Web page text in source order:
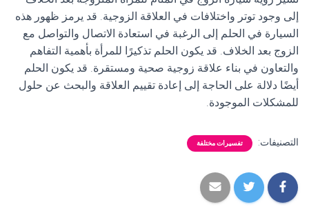
إلى وجود توتر واختلافات في العلاقة الزوجية. قد يرمز ظهور هذه
السيارة في الحلم إلى الرغبة في استعادة الاتصال والتواصل مع
الزوج بعد الخلاف. قد يكون الحلم تذكيرًا للمرأة بأهمية التفاهم
والتعاون في بناء علاقة زوجية صحية ومستقرة. قد يكون الحلم
أيضًا دلالة على الحاجة إلى إعادة تقييم العلاقة والبحث عن حلول
للمشكلات الموجودة.
التصنيفات: تفسيرات مختلفة